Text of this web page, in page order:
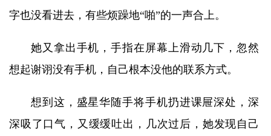
字也没看进去，有些烦躁地“啪”的一声合上。
她又拿出手机，手指在屏幕上滑动几下，忽然
想起谢诩没有手机，自己根本没他的联系方式。
想到这，盛星华随手将手机扔进课屉深处，深
深吸了口气，又缓缓吐出，几次过后，她发现自己